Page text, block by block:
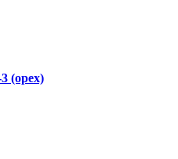
(орех)